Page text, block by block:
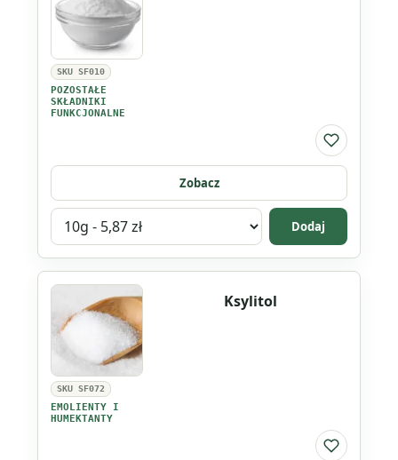
kosmetyczny
SKU SF010
POZOSTAŁE
SKŁADNIKI
FUNKCJONALNE
Do listy
Zobacz
Wybierz
wariant
produktu
Glukonian
cynku
Dodaj
SKU SF072
EMOLIENTY I
HUMEKTANTY
Ksylitol
Do listy